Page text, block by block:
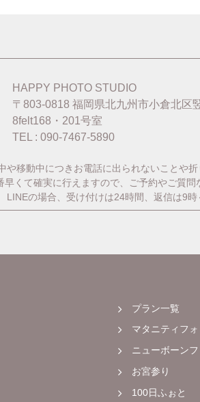
HAPPY PHOTO STUDIO
〒803-0818 福岡県北九州市小倉北区
8felt168・201号室
TEL : 090-7467-5890
や移動中につきお電話に出られないことや
早くて確実に行えますので、ご予約やご質
LINEの場合、受け付けは24時間、返信は9時
プラン一覧
マタニティフォ
ニューボーンフ
お宮参り
100日ふぉと